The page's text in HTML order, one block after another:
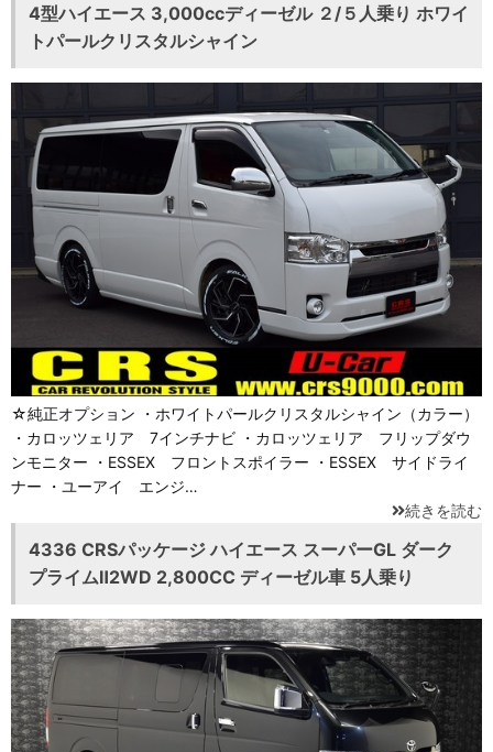
4型ハイエース 3,000ccディーゼル ２/５人乗り ホワイ
トパールクリスタルシャイン
☆純正オプション ・ホワイトパールクリスタルシャイン（カラー）
・カロッツェリア 7インチナビ ・カロッツェリア フリップダウ
ンモニター ・ESSEX フロントスポイラー ・ESSEX サイドライ
ナー ・ユーアイ エンジ…
続きを読む
4336 CRSパッケージ ハイエース スーパーGL ダーク
プライムⅡ2WD 2,800CC ディーゼル車 5人乗り